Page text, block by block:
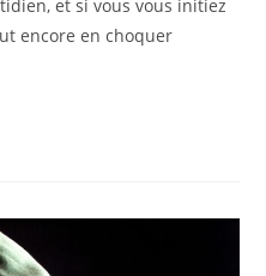
et si vous vous initiez
encore en choquer